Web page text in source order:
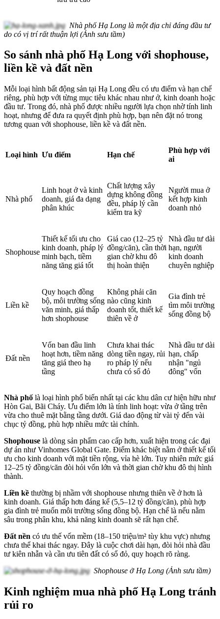
Nhà phố Hạ Long là một địa chỉ đáng đầu tư
do có vị trí rất thuận lợi (Ảnh sưu tầm)
So sánh nhà phố Hạ Long với shophouse,
liền kề và đất nền
Mỗi loại hình bất động sản tại Hạ Long đều có ưu điểm và hạn chế
riêng, phù hợp với từng mục tiêu khác nhau như ở, kinh doanh hoặc
đầu tư. Trong đó, nhà phố được nhiều người lựa chọn nhờ tính linh
hoạt, nhưng để đưa ra quyết định phù hợp, bạn nên đặt nó trong
tương quan với shophouse, liền kề và đất nền.
Loại hình Ưu điểm Hạn chế
Phù hợp với
ai
Nhà phố
Linh hoạt ở và kinh
doanh, giá đa dạng
phân khúc
Chất lượng xây
dựng không đồng
đều, pháp lý cần
kiểm tra kỹ
Người mua ở
kết hợp kinh
doanh nhỏ
Shophouse
Thiết kế tối ưu cho
kinh doanh, pháp lý
minh bạch, tiềm
năng tăng giá tốt
Giá cao (12–25 tỷ
đồng/căn), cần thời
gian chờ khu đô
thị hoàn thiện
Nhà đầu tư dài
hạn, người
kinh doanh
chuyên nghiệp
Liền kề
Quy hoạch đồng
bộ, môi trường sống
văn minh, giá thấp
hơn shophouse
Không phải căn
nào cũng kinh
doanh tốt, thiết kế
thiên về ở
Gia đình trẻ
tìm môi trường
sống đồng bộ
Đất nền
Vốn ban đầu linh
hoạt hơn, tiềm năng
tăng giá theo hạ
tầng
Chưa khai thác
dòng tiền ngay, rủi
ro pháp lý nếu
chưa có sổ đỏ
Nhà đầu tư dài
hạn, chấp
nhận "ngủ
đông" vốn
Nhà phố là loại hình phổ biến nhất tại các khu dân cư hiện hữu như
Hòn Gai, Bãi Cháy. Ưu điểm lớn là tính linh hoạt: vừa ở tầng trên
vừa cho thuê mặt bằng tầng dưới. Giá dao động từ vài tỷ đến vài
chục tỷ đồng, phù hợp nhiều mức tài chính.
Shophouse là dòng sản phẩm cao cấp hơn, xuất hiện trong các đại
dự án như Vinhomes Global Gate. Điểm khác biệt nằm ở thiết kế tối
ưu cho kinh doanh với mặt tiền rộng, vỉa hè lớn. Tuy nhiên mức giá
12–25 tỷ đồng/căn đòi hỏi vốn lớn và thời gian chờ khu đô thị hình
thành.
Liền kề thường bị nhầm với shophouse nhưng thiên về ở hơn là
kinh doanh. Giá thấp hơn đáng kể (5,5–12 tỷ đồng/căn), phù hợp
gia đình trẻ muốn môi trường sống đồng bộ. Hạn chế là nếu nằm
sâu trong phân khu, khả năng kinh doanh sẽ rất hạn chế.
Đất nền có ưu thế vốn mềm (18–150 triệu/m² tùy khu vực) nhưng
chưa thể khai thác ngay. Đây là cuộc chơi dài hạn, đòi hỏi nhà đầu
tư kiên nhẫn và cần ưu tiên đất có sổ đỏ, quy hoạch rõ ràng.
Shophouse ở Hạ Long (Ảnh sưu tầm)
Kinh nghiệm mua nhà phố Hạ Long tránh
rủi ro